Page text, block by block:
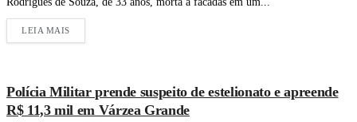
LEIA MAIS
Polícia Militar prende suspeito de estelionato e apreende
R$ 11,3 mil em Várzea Grande